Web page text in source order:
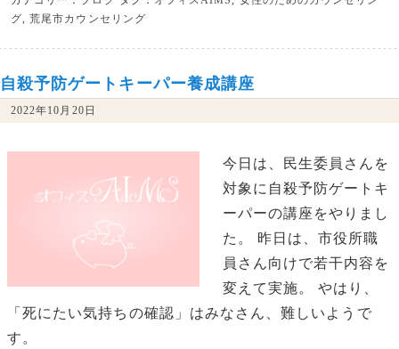
グ,荒尾市カウンセリング
自殺予防ゲートキーパー養成講座
2022年10月20日
今日は、民生委員さんを
対象に自殺予防ゲートキ
ーパーの講座をやりまし
た。 昨日は、市役所職
員さん向けで若干内容を
変えて実施。 やはり、
「死にたい気持ちの確認」はみなさん、難しいようで
す。